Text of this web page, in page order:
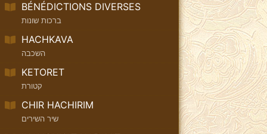
BÉNÉDICTIONS DIVERSES
ברכות שונות
HACHKAVA
השכבה
KETORET
קטורת
CHIR HACHIRIM
שיר השירים